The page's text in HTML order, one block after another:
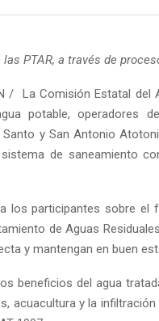
PTAR, a través de
/ La Comisión Estatal del
potable, operadores
y San Antonio
de saneamiento
los participantes sobre el
de Aguas
y mantengan en buen
beneficios del agua
acuacultura y la